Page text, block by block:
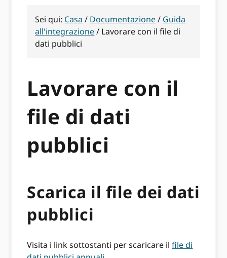
Sei qui: Casa / Documentazione/ Guida
all'integrazione/ Lavorare con il file di
dati pubblici
Lavorare con il
file di dati
pubblici
Scarica il file dei dati
pubblici
Visita i link sottostanti per scaricare ilfile di